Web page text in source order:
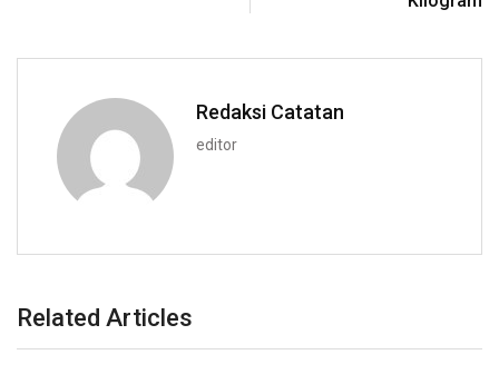
Redaksi Catatan
editor
Related Articles